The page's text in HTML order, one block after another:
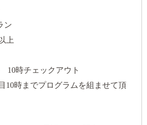
ン
上
10時チェックアウト
10時までプログラムを組ませて頂